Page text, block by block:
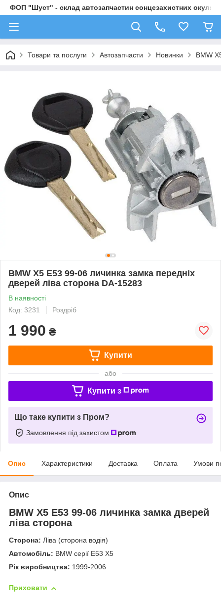
ФОП "Шуст" - склад автозапчастин сонцезахистних
Товари та послуги Автозапчасти Новинки BMW
BMW X5 E53 99-06 личинка замка передніх
дверей ліва сторона DA-15283
В наявності
Код: 3231
Роздріб
1 990 ₴
Купити
або
Купити з
Що таке купити з Пром?
Замовлення під захистом
Опис Характеристики Доставка Оплата Умови
Опис
BMW X5 E53 99-06 личинка замка дверей
ліва сторона
Сторона: Ліва (сторона водія)
Автомобіль: BMW серії E53 X5
Рік виробництва: 1999-2006
Приховати